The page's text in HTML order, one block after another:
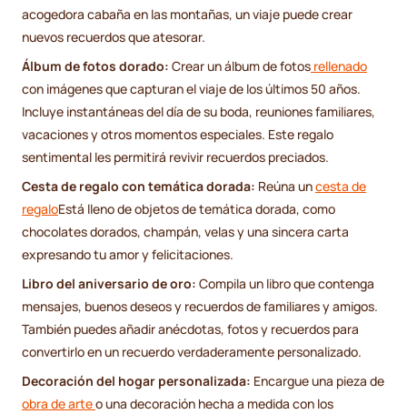
acogedora cabaña en las montañas, un viaje puede crear
nuevos recuerdos que atesorar.
Álbum de fotos dorado: Crear un álbum de fotos rellenado
con imágenes que capturan el viaje de los últimos 50 años.
Incluye instantáneas del día de su boda, reuniones familiares,
vacaciones y otros momentos especiales. Este regalo
sentimental les permitirá revivir recuerdos preciados.
Cesta de regalo con temática dorada: Reúna uncesta de
regaloEstá lleno de objetos de temática dorada, como
chocolates dorados, champán, velas y una sincera carta
expresando tu amor y felicitaciones.
Libro del aniversario de oro: Compila un libro que contenga
mensajes, buenos deseos y recuerdos de familiares y amigos.
También puedes añadir anécdotas, fotos y recuerdos para
convertirlo en un recuerdo verdaderamente personalizado.
Decoración del hogar personalizada: Encargue una pieza de
obra de arteo una decoración hecha a medida con los